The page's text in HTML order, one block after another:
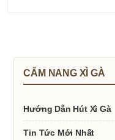
CẨM NANG XÌ GÀ
Hướng Dẫn Hút Xì Gà
Tin Tức Mới Nhất